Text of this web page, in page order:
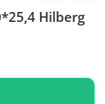
Hilberg